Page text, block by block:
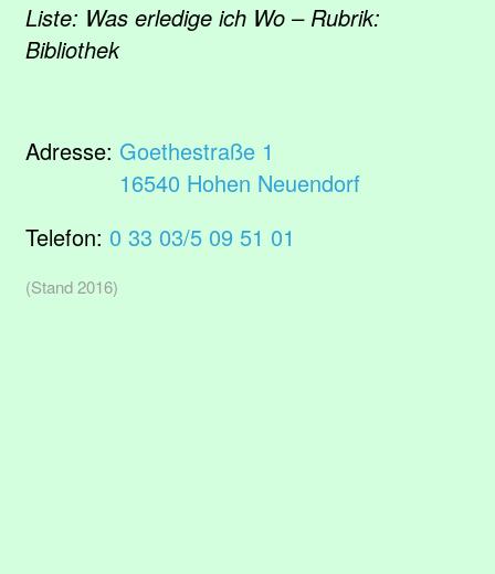
Liste: Was erledige ich Wo – Rubrik:
Bibliothek
Adresse: Goethestraße 1
16540 Hohen Neuendorf
Telefon: 0 33 03/5 09 51 01
(Stand 2016)